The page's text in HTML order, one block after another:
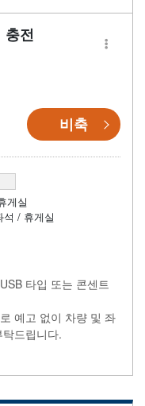
Fi 제공
충전
비축
게실
석 / 휴게실
타입 또는 콘센트
예고 없이 차량 및 좌
드립니다.